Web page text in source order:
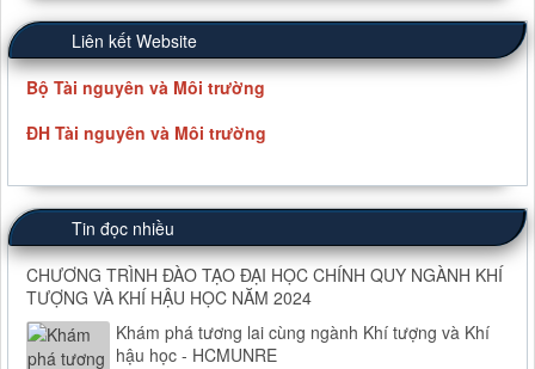
Liên kết Website
Bộ Tài nguyên và Môi trường
ĐH Tài nguyên và Môi trường
Tin đọc nhiều
CHƯƠNG TRÌNH ĐÀO TẠO ĐẠI HỌC CHÍNH QUY NGÀNH KHÍ
TƯỢNG VÀ KHÍ HẬU HỌC NĂM 2024
Khám phá tương lai cùng ngành Khí tượng và Khí
hậu học - HCMUNRE